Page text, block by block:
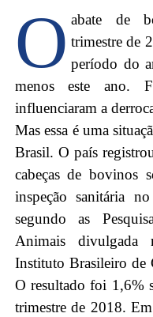
O abate de
trimestre de
período do
menos este ano.
influenciaram a
Mas essa é uma
Brasil. O país
cabeças de bovinos
inspeção sanitária
segundo as
Animais divulgada
Instituto Brasileiro de
O resultado foi 1,6%
trimestre de 2018.